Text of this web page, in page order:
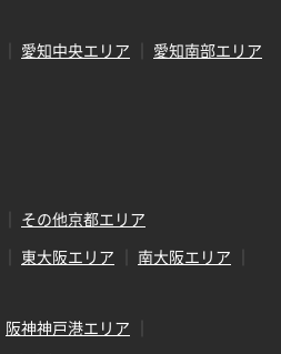
愛知中央エリア
愛知南部エリア
その他京都エリア
東大阪エリア
南大阪エリア
阪神神戸港エリア